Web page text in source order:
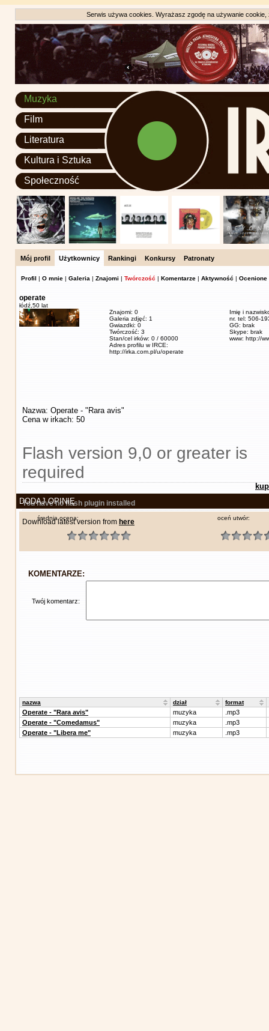
Serwis używa cookies. Wyrażasz zgodę na używanie
Muzyka
Film
Literatura
Kultura i Sztuka
Społeczność
Mój profil Użytkownicy Rankingi Konkursy Patronaty
Profil | O mnie | Galeria | Znajomi | Twórczość | Komentarze | Aktywność | Ocenione
operate
łódź, 50 lat
Znajomi: 0
Galeria zdjęć: 1
Gwiazdki: 0
Twórczość: 3
Stan/cel irków: 0 / 60000
Adres profilu w IRCE:
http://irka.com.pl/u/operate
Imię i
nr. tel: 506-
GG: brak
Skype: brak
www: http://
Nazwa: Operate - "Rara avis"
Cena w irkach: 50
Flash version 9,0 or greater is
required
You have no flash plugin installed
Download latest version from here
DODAJ OPINIĘ
średnia ocena: oceń utwór:
KOMENTARZE:
Twój komentarz:
nazwa dział format
Operate - "Rara avis" muzyka
.mp3
Operate - "Comedamus"
muzyka
.mp3
Operate - "Libera me"
muzyka .mp3